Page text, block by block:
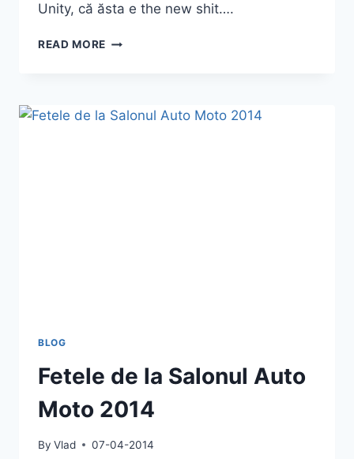
Unity, că ăsta e the new shit….
READ MORE ASSASSIN’S
FI
PUTUT
BLOG
Fetele de la Salonul Auto
Moto 2014
By Vlad 07-04-2014